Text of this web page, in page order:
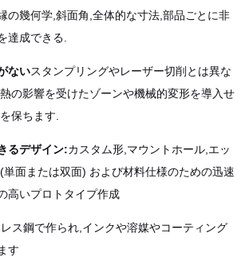
の幾何学,斜面角,全体的な寸法,部品ごとに非
達成できる.
ないスタンプリングやレーザー切削とは異な
の影響を受けたゾーンや機械的変形を導入せ
保ちます.
るデザイン:カスタム形,マウントホール,エッ
単面または双面) および材料仕様のための迅速
高いプロトタイプ作成
ス鋼で作られ,インクや溶媒やコーティング
す